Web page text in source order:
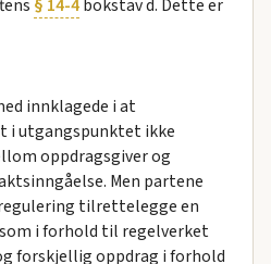
§ 14-4bokstav d. Dette er
innklagede i at
i utgangspunktet ikke
oppdragsgiver og
Men partene
tilrettelegge en
i forhold til regelverket
forskjellig oppdrag i forhold